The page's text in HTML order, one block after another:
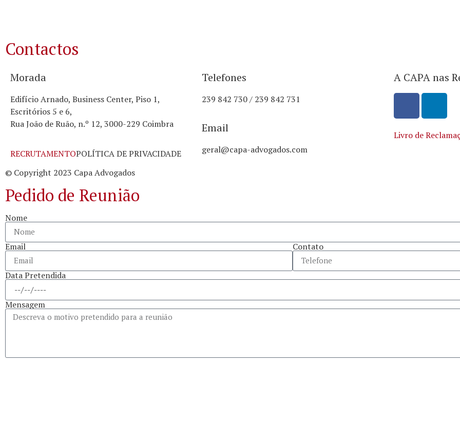
Contactos
Morada
Edifício Arnado, Business Center, Piso 1,
Escritórios 5 e 6,
Rua João de Ruão, n.º 12, 3000-229 Coimbra
RECRUTAMENTOPOLÍTICA DE PRIVACIDADE
Telefones
239 842 730 / 239 842 731
Email
geral@capa-advogados.com
A CAPA nas
Livro de
© Copyright 2023 Capa Advogados
Pedido de Reunião
Nome
Email Contato
Data Pretendida
Mensagem